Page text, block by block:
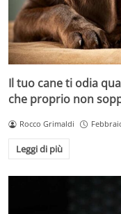
Il tuo cane ti odia
che proprio non
Rocco Grimaldi
Leggi di più